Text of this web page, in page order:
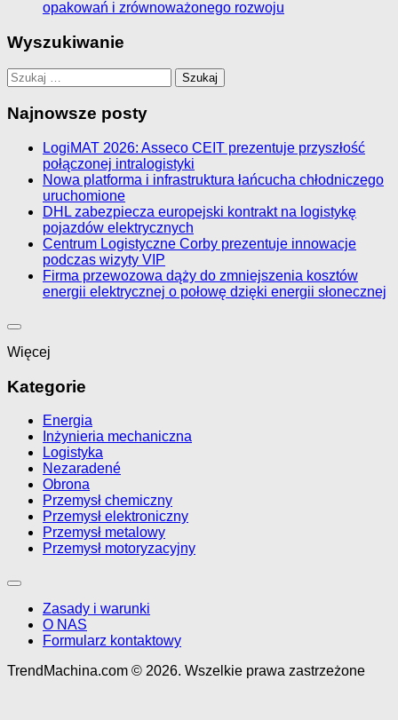
opakowań i zrównoważonego rozwoju
Wyszukiwanie
Szukaj:
Najnowsze posty
LogiMAT 2026: Asseco CEIT prezentuje przyszłość
połączonej intralogistyki
Nowa platforma i infrastruktura łańcucha chłodniczego
uruchomione
DHL zabezpiecza europejski kontrakt na logistykę
pojazdów elektrycznych
Centrum Logistyczne Corby prezentuje innowacje
podczas wizyty VIP
Firma przewozowa dąży do zmniejszenia kosztów
energii elektrycznej o połowę dzięki energii słonecznej
Więcej
Kategorie
Energia
Inżynieria mechaniczna
Logistyka
Nezaradené
Obrona
Przemysł chemiczny
Przemysł elektroniczny
Przemysł metalowy
Przemysł motoryzacyjny
Zasady i warunki
O NAS
Formularz kontaktowy
TrendMachina.com © 2026. Wszelkie prawa zastrzeżone